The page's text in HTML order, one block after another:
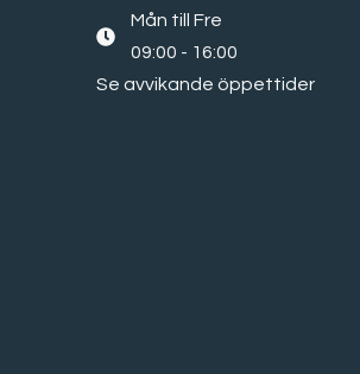
Mån till Fre
09:00 - 16:00
Se avvikande öppettider